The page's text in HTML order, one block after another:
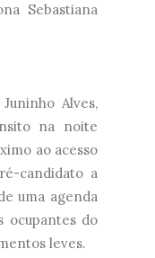
Sebastiana
Alves,
na noite
ao acesso
candidato a
uma agenda
ocupantes do
leves.